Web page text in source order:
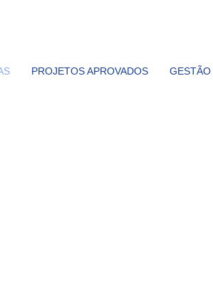
PROJETOS APROVADOS
(POCTEP) 2021-2027 aprova projetos